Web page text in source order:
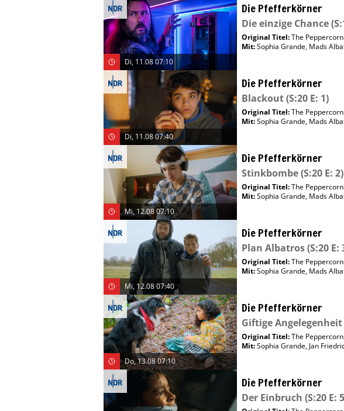
Di, 11.08 07:10
Die Pfefferkörner
Die einzige Chance
Original Titel:The
Mit:Sophia Grande, Mads
Di, 11.08 07:40
Die Pfefferkörner
Blackout(S:20 E: 1)
Original Titel:The
Mit:Sophia Grande, Mads
Mi, 12.08 07:10
Die Pfefferkörner
Stinkbombe(S:20 E: 2)
Original Titel:The
Mit:Sophia Grande, Mads
Mi, 12.08 07:40
Die Pfefferkörner
Plan Albatros(S:20 E:
Original Titel:The
Mit:Sophia Grande, Mads
Do, 13.08 07:10
Die Pfefferkörner
Giftige Angelegenheit
Original Titel:The
Mit:Sophia Grande, Jan
Die Pfefferkörner
Der Einbruch (S:20 E: